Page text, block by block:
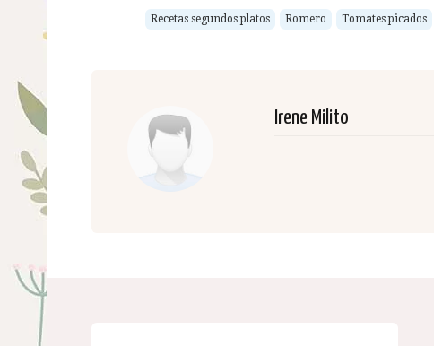
Recetas segundos platos Romero Tomates picados
Irene Milito